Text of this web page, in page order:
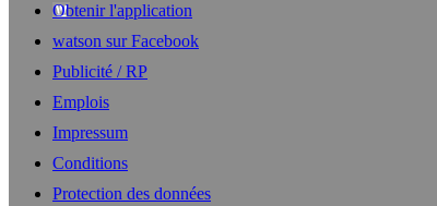
Obtenir l'application
watson sur Facebook
Publicité / RP
Emplois
Impressum
Conditions
Protection des données